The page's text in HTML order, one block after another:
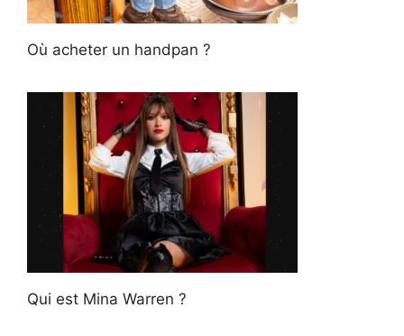
Où acheter un handpan ?
Qui est Mina Warren ?